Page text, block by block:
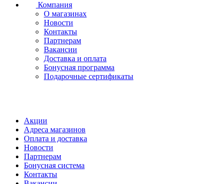
Компания
О магазинах
Новости
Контакты
Партнерам
Вакансии
Доставка и оплата
Бонусная программа
Подарочные сертификаты
Акции
Адреса магазинов
Оплата и доставка
Новости
Партнерам
Бонусная система
Контакты